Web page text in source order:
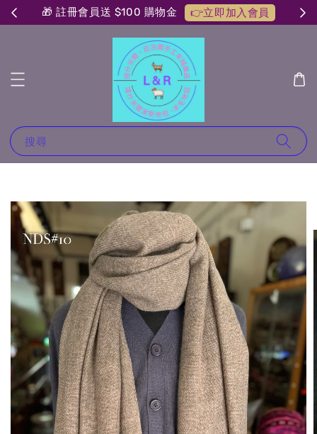
🎁 註冊會員送 $100 購物金 👉立即加入會員
搜尋